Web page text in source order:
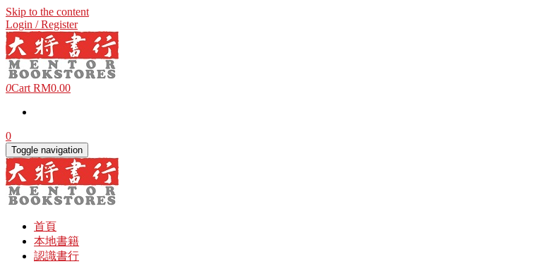
Skip to the content
Login / Register
0Cart RM0.00
0
Toggle navigation
首頁
本地書籍
認識書行